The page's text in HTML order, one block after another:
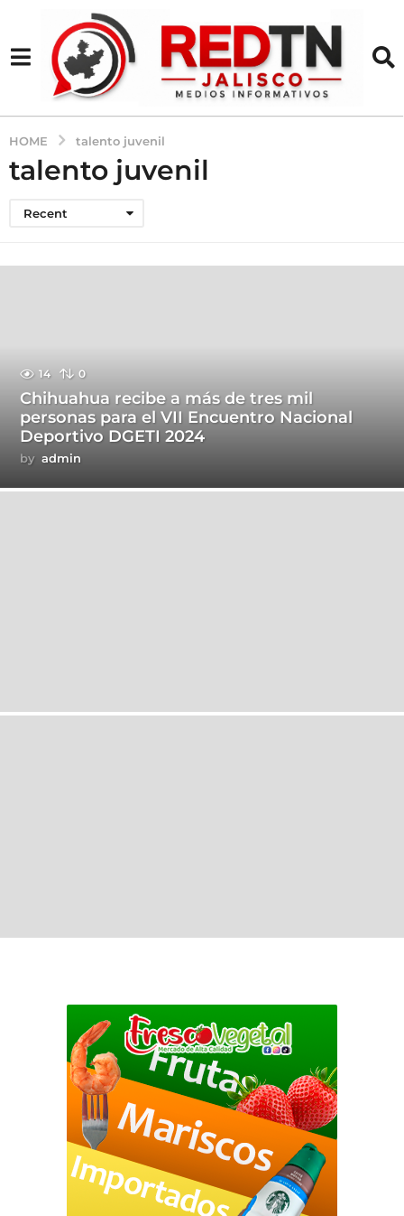
HOME talento juvenil
talento juvenil
Recent
14 0
Chihuahua recibe a más de tres mil
personas para el VII Encuentro Nacional
Deportivo DGETI 2024
by admin